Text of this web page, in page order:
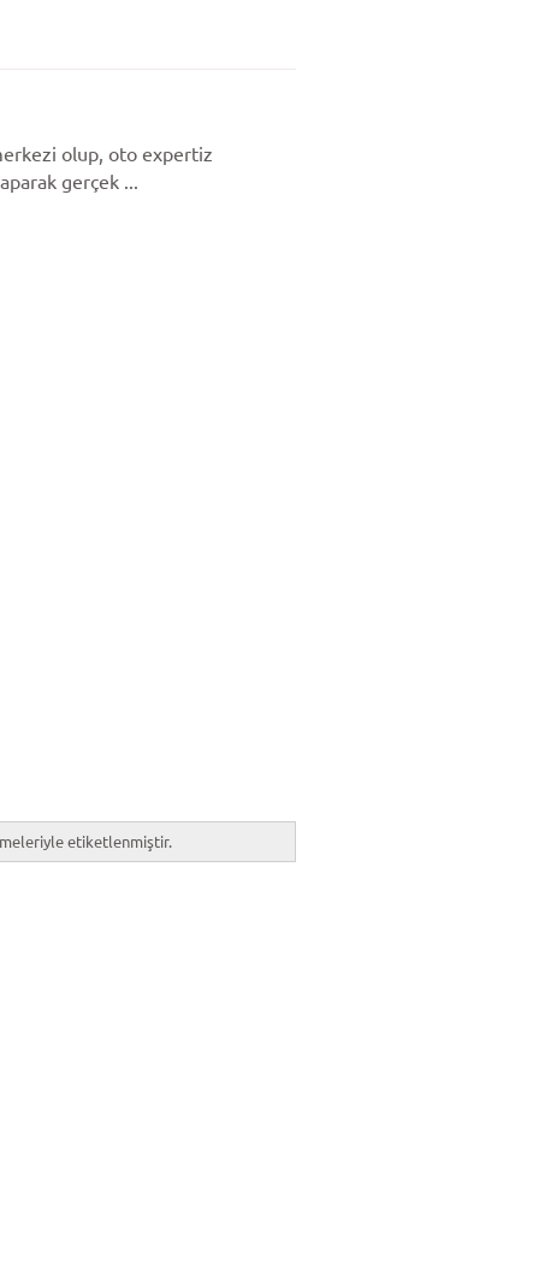
olup, oto expertiz
gerçek ...
etiketlenmiştir.